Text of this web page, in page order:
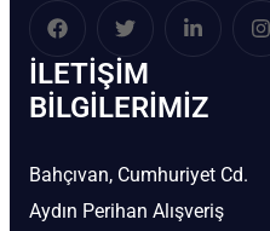
İLETIŞIM
BİLGILERIMIZ
Bahçıvan, Cumhuriyet Cd.
Aydın Perihan Alışveriş